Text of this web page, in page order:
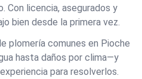
Con licencia, asegurados y
bien desde la primera vez.
plomería comunes en Pioche
hasta daños por clima—y
para resolverlos.